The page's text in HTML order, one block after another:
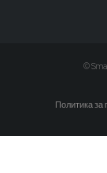
©
Политика за